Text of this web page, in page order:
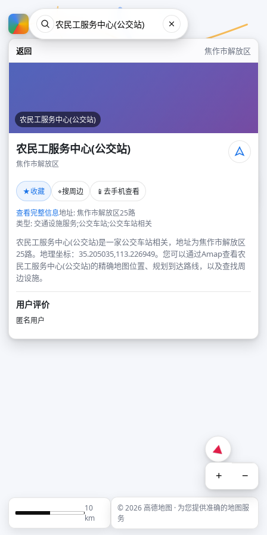
返回 焦作市解放区
农民工服务中心(公交站)
农民工服务中心(公交站)
焦作市解放区
★收藏 ⌖搜周边 📱 去手机查看
查看完整信息地址: 焦作市解放区25路
类型: 交通设施服务;公交车站;公交车站相关
农民工服务中心(公交站)是一家公交车站相关，地址为焦作市解放区
25路。地理坐标：35.205035,113.226949。您可以通过Amap查看农
民工服务中心(公交站)的精确地图位置、规划到达路线，以及查找周
边设施。
用户评价
匿名用户
+ −
10
km
© 2026 高德地图 · 为您提供准确的地图服
务